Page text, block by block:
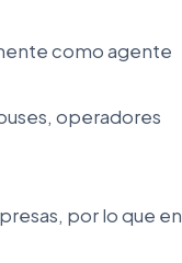
como agente
operadores
por lo que en